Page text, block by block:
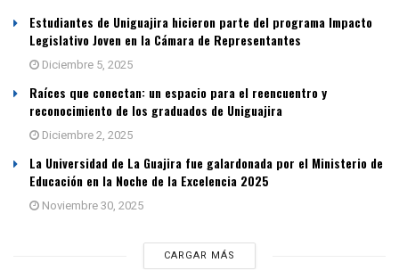
Estudiantes de Uniguajira hicieron parte del programa Impacto
Legislativo Joven en la Cámara de Representantes
Diciembre 5, 2025
Raíces que conectan: un espacio para el reencuentro y
reconocimiento de los graduados de Uniguajira
Diciembre 2, 2025
La Universidad de La Guajira fue galardonada por el Ministerio de
Educación en la Noche de la Excelencia 2025
Noviembre 30, 2025
CARGAR MÁS